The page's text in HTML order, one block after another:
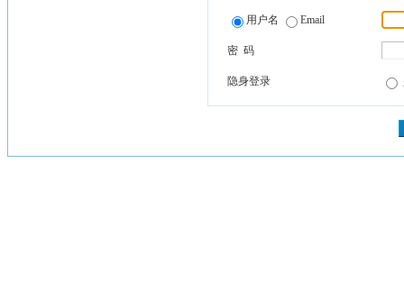
用户名 Email
密 码
隐身登录